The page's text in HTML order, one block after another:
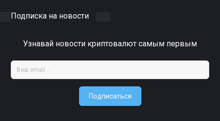
Подписка на новости
Узнавай новости криптовалют самым первым
Подписаться